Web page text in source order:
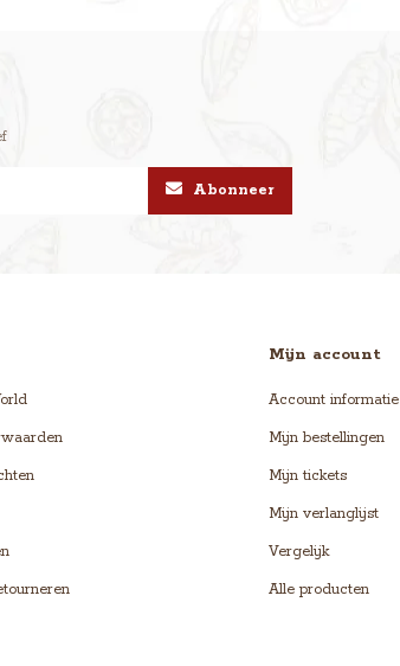
Abonneer
Mijn account
Account informatie
Mijn bestellingen
Mijn tickets
Mijn verlanglijst
Vergelijk
Alle producten